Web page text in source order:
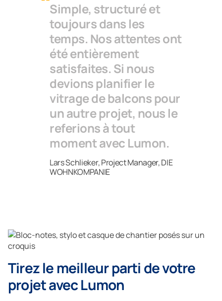
Simple, structuré et
toujours dans les
temps. Nos attentes ont
été entièrement
satisfaites. Si nous
devions planifier le
vitrage de balcons pour
un autre projet, nous le
referions à tout
moment avec Lumon.
Lars Schlieker, Project Manager, DIE
WOHNKOMPANIE
Tirez le meilleur parti de votre
projet avec Lumon